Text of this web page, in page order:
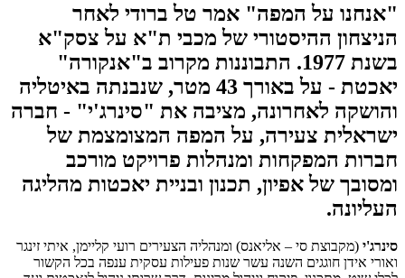
"אנחנו על המפה" אמר טל ברודי לאחר
הניצחון ההיסטורי של מכבי ת"א על צסק"א
בשנת 1977. התבוננות מקרוב ב"אנקורה"
יאכטת - על באורך 43 מטר, שנבנתה באיטליה
והושקה לאחרונה, מציבה את "סינרג'י" - חברה
ישראלית צעירה, על המפה המצומצמת של
חברות המפקחות ומנהלות פרויקט מורכב
ומסובך של אפיון, תכנון ובניית יאכטות מהליגה
העליונה.
סינרג'י (מקבוצת סי – אליאנס) ומנהליה הצעירים רועי קליימן, איתי זינגר
ואורי אידן חוגגים השנה עשר שנות פעילות עסקית ענפה בכל הקשור